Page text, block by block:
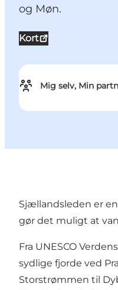
og Møn.
Kort
Mig selv, Min
Sjællandsleden er
gør det muligt at
Fra UNESCO
sydlige fjorde ved
Storstrømmen til